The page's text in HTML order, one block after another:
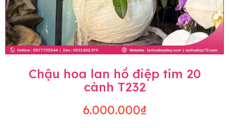
Chậu hoa lan hồ điệp tím 20
cành T232
6.000.000₫